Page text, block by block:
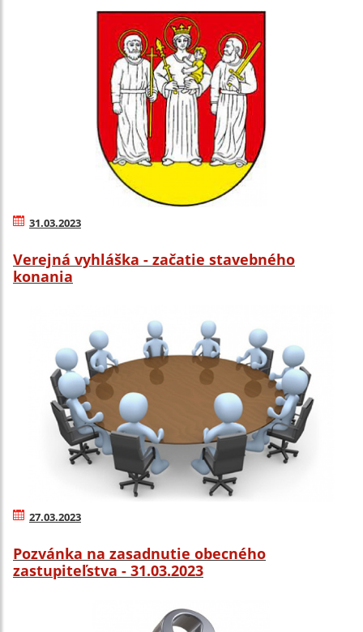
31.03.2023
Verejná vyhláška - začatie stavebného
konania
27.03.2023
Pozvánka na zasadnutie obecného
zastupiteľstva - 31.03.2023